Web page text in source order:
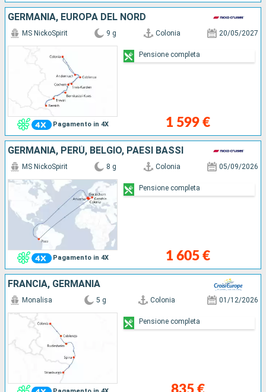
GERMANIA, EUROPA DEL NORD
Pagamento in 4X
MS NickoSpirit 9 g Colonia 20/05/2027
1 599 €
Pensione completa
GERMANIA, PERÙ, BELGIO, PAESI BASSI
Pagamento in 4X
MS NickoSpirit 8 g Colonia 05/09/2026
1 605 €
Pensione completa
FRANCIA, GERMANIA
Monalisa 5 g Colonia 01/12/2026
Pensione completa